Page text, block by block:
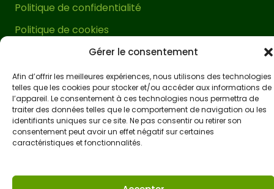
Gérer le consentement
Afin d’offrir les meilleures expériences, nous utilisons des technologies
telles que les cookies pour stocker et/ou accéder aux informations de
l’appareil. Le consentement à ces technologies nous permettra de
traiter des données telles que le comportement de navigation ou les
identifiants uniques sur ce site. Ne pas consentir ou retirer son
consentement peut avoir un effet négatif sur certaines
caractéristiques et fonctionnalités.
métalliques et d’acheter les vis
appropriées en fonction de la surface
sur laquelle elle sera installée.
Cette pergola terrasse est livrée avec
sa visserie spécifique pour le bois et un
manuel de montage très facile à
comprendre. Elle peut être montée en
environ une heureà deux personnes.
et créer un espace extérieur exclusif en
Politique de confidentialité
Politique de cookies
Conditions générales de vente
Accessibilité